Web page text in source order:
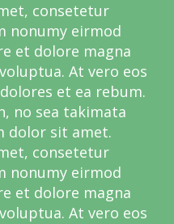
consetetur
nonumy eirmod
et dolore magna
At vero eos
et ea rebum.
no sea takimata
dolor sit amet.
consetetur
nonumy eirmod
et dolore magna
At vero eos